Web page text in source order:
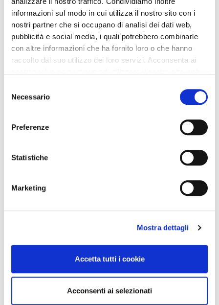
informazioni sul modo in cui utilizza il nostro sito con i
nostri partner che si occupano di analisi dei dati web,
pubblicità e social media, i quali potrebbero combinarle
con altre informazioni che ha fornito loro o che hanno
raccolto dal suo utilizzo dei loro servizi. Acconsenta ai
delNecessario
Preferenze
Statistiche
Marketing
Mostra dettagli
Accetta tutti i cookie
Acconsenti ai selezionati
sac hobo rembourré sand
95,00 €
-40%
effet bouffant avec logo en
169,00 €
-60%